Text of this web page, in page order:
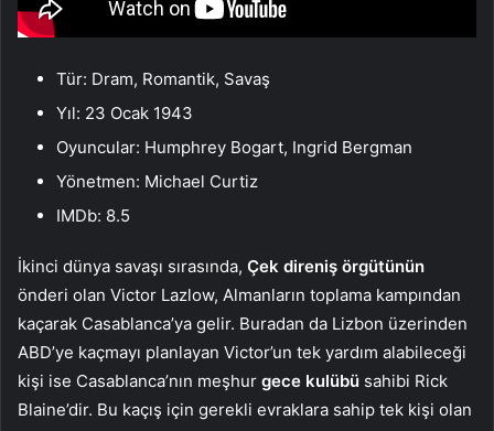
Tür: Dram, Romantik, Savaş
Yıl: 23 Ocak 1943
Oyuncular: Humphrey Bogart, Ingrid Bergman
Yönetmen: Michael Curtiz
IMDb: 8.5
İkinci dünya savaşı sırasında, Çek direniş örgütünün
önderi olan Victor Lazlow, Almanların toplama kampından
kaçarak Casablanca’ya gelir. Buradan da Lizbon üzerinden
ABD’ye kaçmayı planlayan Victor’un tek yardım alabileceği
kişi ise Casablanca’nın meşhur gece kulübü sahibi Rick
Blaine’dir. Bu kaçış için gerekli evraklara sahip tek kişi olan